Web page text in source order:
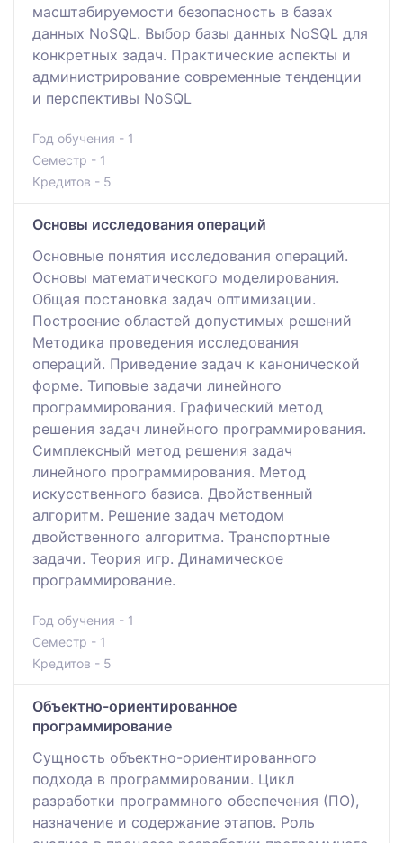
масштабируемости безопасность в базах
данных NoSQL. Выбор базы данных NoSQL для
конкретных задач. Практические аспекты и
администрирование современные тенденции
и перспективы NoSQL
Год обучения - 1
Семестр - 1
Кредитов - 5
Основы исследования операций
Основные понятия исследования операций.
Основы математического моделирования.
Общая постановка задач оптимизации.
Построение областей допустимых решений
Методика проведения исследования
операций. Приведение задач к канонической
форме. Типовые задачи линейного
программирования. Графический метод
решения задач линейного программирования.
Симплексный метод решения задач
линейного программирования. Метод
искусственного базиса. Двойственный
алгоритм. Решение задач методом
двойственного алгоритма. Транспортные
задачи. Теория игр. Динамическое
программирование.
Год обучения - 1
Семестр - 1
Кредитов - 5
Объектно-ориентированное
программирование
Сущность объектно-ориентированного
подхода в программировании. Цикл
разработки программного обеспечения (ПО),
назначение и содержание этапов. Роль